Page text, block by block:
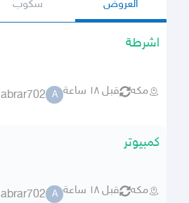
العروض سكوب
اشرطة
مكه قبل ١٨ ساعة A
abrar702
كمبيوتر
مكه قبل ١٨ ساعة A
abrar702